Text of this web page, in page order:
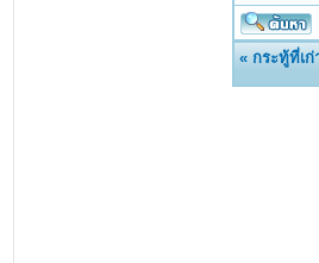
«กระทู้ที่เก่